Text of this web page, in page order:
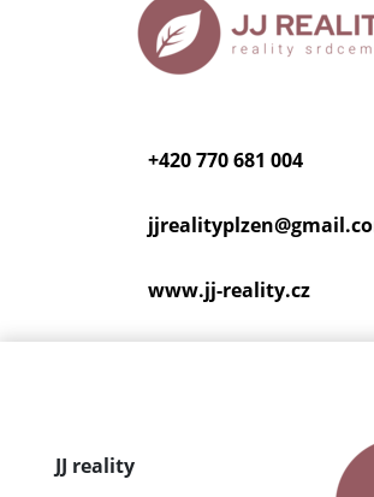
+420 770 681 004
jjrealityplzen@
www.jj-reality.cz
JJ reality